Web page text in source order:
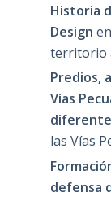
Historia
Design en
territorio
Predios,
Vías
las Vías
defensa